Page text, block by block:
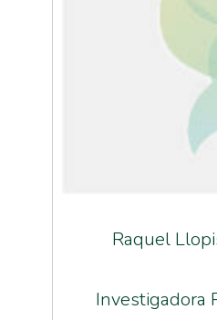
Raquel
Investigadora